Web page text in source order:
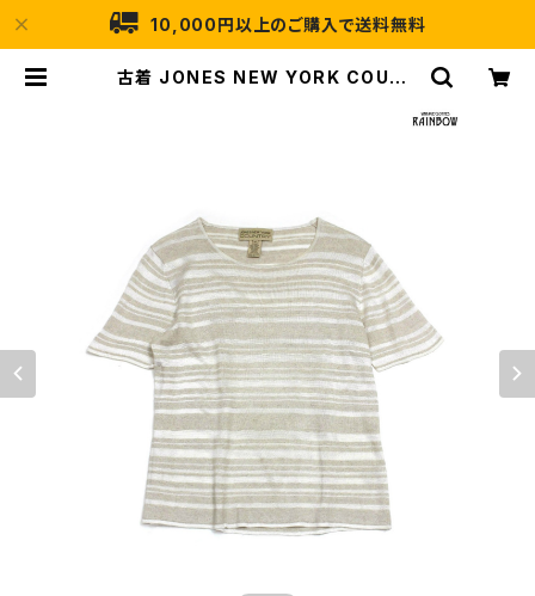
10,000円以上のご購入で送料無料
古着 JONES NEW YORK COUNT
プルオーバー ベージュ (ttu240717